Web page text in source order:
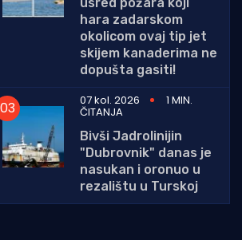
hara zadarskom
okolicom ovaj tip jet
skijem kanaderima ne
dopušta gasiti!
07 kol. 2026
1 MIN.
ČITANJA
Bivši Jadrolinijin
"Dubrovnik" danas je
nasukan i oronuo u
rezalištu u Turskoj